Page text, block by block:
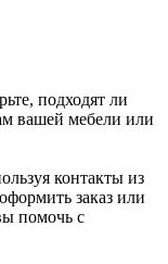
подходят ли
вашей мебели или
контакты из
заказ или
помочь с